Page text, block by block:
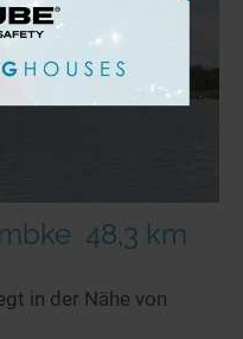
48,3 km
in der Nähe von